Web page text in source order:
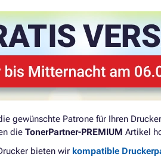
gewünschte Patrone für Ihren Drucker
die TonerPartner-PREMIUM Artikel
bieten wir kompatible